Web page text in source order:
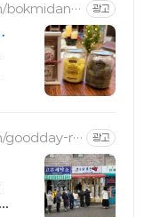
bokmidang
광고
goodday-ric
광고